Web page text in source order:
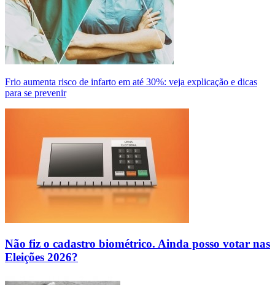
Frio aumenta risco de infarto em até 30%: veja explicação e dicas
para se prevenir
Não fiz o cadastro biométrico. Ainda posso votar nas
Eleições 2026?